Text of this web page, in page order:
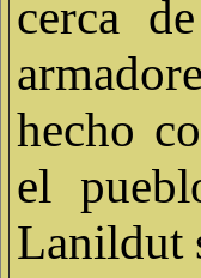
cerca
hecho
el
Lanildut